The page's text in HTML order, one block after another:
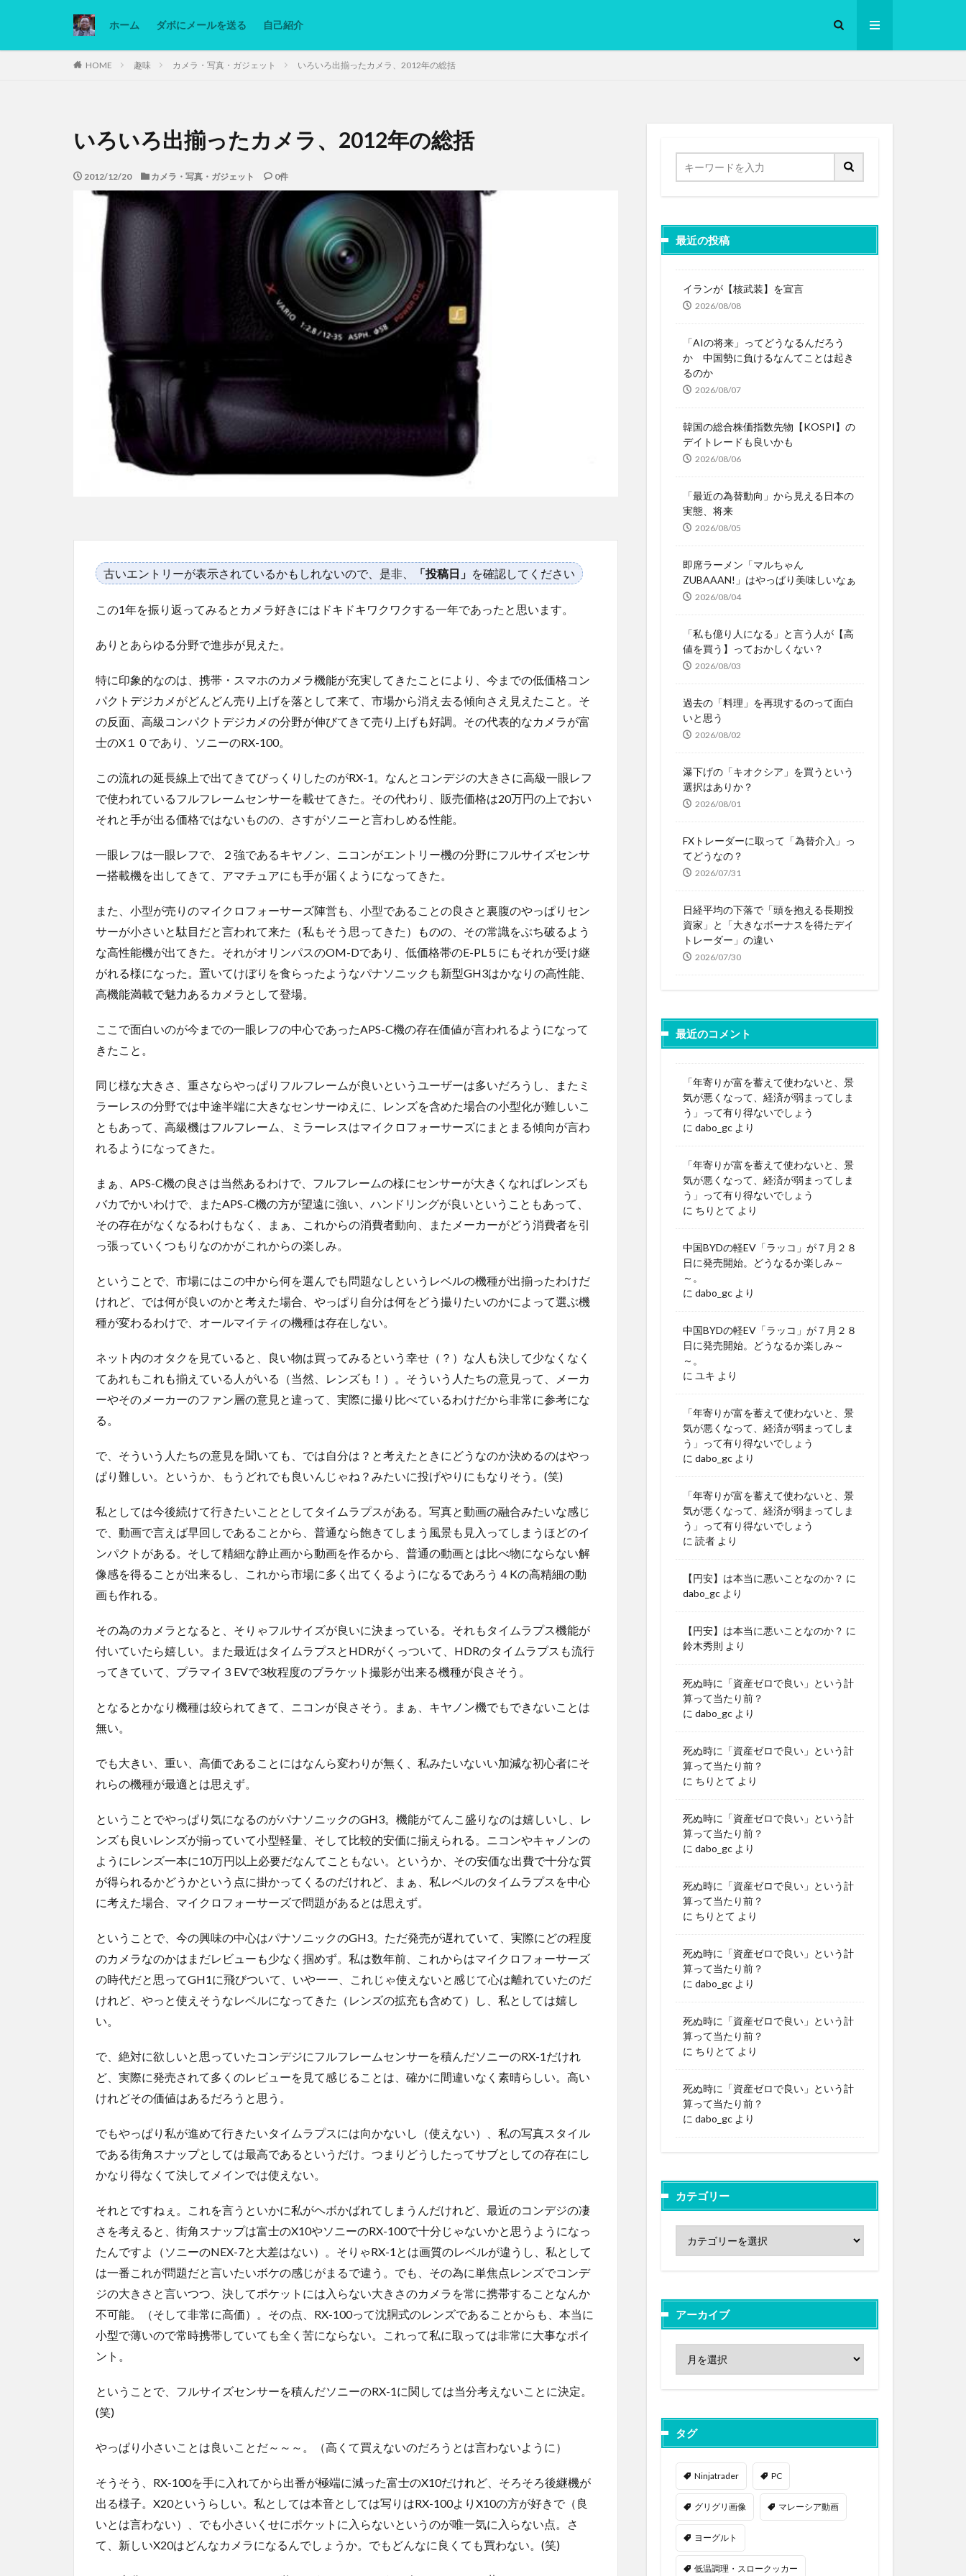
ホーム ダボにメールを送る 自己紹介
HOME 趣味 カメラ・写真・ガジェット いろいろ出揃ったカメラ、2012年の総括
いろいろ出揃ったカメラ、2012年の総括
2012/12/20 カメラ・写真・ガジェット 0件
古いエントリーが表示されているかもしれないので、是非、 「投稿日」 を確認してください
この1年を振り返ってみるとカメラ好きにはドキドキワクワクする一年であったと思います。
ありとあらゆる分野で進歩が見えた。
特に印象的なのは、携帯・スマホのカメラ機能が充実してきたことにより、今までの低価格コン
パクトデジカメがどんどん売り上げを落として来て、市場から消え去る傾向さえ見えたこと。そ
の反面、高級コンパクトデジカメの分野が伸びてきて売り上げも好調。その代表的なカメラが富
士のX１０であり、ソニーのRX-100。
この流れの延長線上で出てきてびっくりしたのがRX-1。なんとコンデジの大きさに高級一眼レフ
で使われているフルフレームセンサーを載せてきた。その代わり、販売価格は20万円の上でおい
それと手が出る価格ではないものの、さすがソニーと言わしめる性能。
一眼レフは一眼レフで、２強であるキヤノン、ニコンがエントリー機の分野にフルサイズセンサ
ー搭載機を出してきて、アマチュアにも手が届くようになってきた。
また、小型が売りのマイクロフォーサーズ陣営も、小型であることの良さと裏腹のやっぱりセン
サーが小さいと駄目だと言われて来た（私もそう思ってきた）ものの、その常識をぶち破るよう
な高性能機が出てきた。それがオリンパスのOM-Dであり、低価格帯のE-PL５にもそれが受け継
がれる様になった。置いてけぼりを食らったようなパナソニックも新型GH3はかなりの高性能、
高機能満載で魅力あるカメラとして登場。
ここで面白いのが今までの一眼レフの中心であったAPS-C機の存在価値が言われるようになって
きたこと。
同じ様な大きさ、重さならやっぱりフルフレームが良いというユーザーは多いだろうし、またミ
ラーレスの分野では中途半端に大きなセンサーゆえに、レンズを含めた場合の小型化が難しいこ
ともあって、高級機はフルフレーム、ミラーレスはマイクロフォーサーズにまとまる傾向が言わ
れるようになってきた。
まぁ、APS-C機の良さは当然あるわけで、フルフレームの様にセンサーが大きくなればレンズも
バカでかいわけで、またAPS-C機の方が望遠に強い、ハンドリングが良いということもあって、
その存在がなくなるわけもなく、まぁ、これからの消費者動向、またメーカーがどう消費者を引
っ張っていくつもりなのかがこれからの楽しみ。
ということで、市場にはこの中から何を選んでも問題なしというレベルの機種が出揃ったわけだ
けれど、では何が良いのかと考えた場合、やっぱり自分は何をどう撮りたいのかによって選ぶ機
種が変わるわけで、オールマイティの機種は存在しない。
ネット内のオタクを見ていると、良い物は買ってみるという幸せ（？）な人も決して少なくなく
てあれもこれも揃えている人がいる（当然、レンズも！）。そういう人たちの意見って、メーカ
ーやそのメーカーのファン層の意見と違って、実際に撮り比べているわけだから非常に参考にな
る。
で、そういう人たちの意見を聞いても、では自分は？と考えたときにどうなのか決めるのはやっ
ぱり難しい。というか、もうどれでも良いんじゃね？みたいに投げやりにもなりそう。(笑)
私としては今後続けて行きたいこととしてタイムラプスがある。写真と動画の融合みたいな感じ
で、動画で言えば早回しであることから、普通なら飽きてしまう風景も見入ってしまうほどのイ
ンパクトがある。そして精細な静止画から動画を作るから、普通の動画とは比べ物にならない解
像感を得ることが出来るし、これから市場に多く出てくるようになるであろう４Kの高精細の動
画も作れる。
その為のカメラとなると、そりゃフルサイズが良いに決まっている。それもタイムラプス機能が
付いていたら嬉しい。また最近はタイムラプスとHDRがくっついて、HDRのタイムラプスも流行
ってきていて、プラマイ３EVで3枚程度のブラケット撮影が出来る機種が良さそう。
となるとかなり機種は絞られてきて、ニコンが良さそう。まぁ、キヤノン機でもできないことは
無い。
でも大きい、重い、高価であることにはなんら変わりが無く、私みたいないい加減な初心者にそ
れらの機種が最適とは思えず。
ということでやっぱり気になるのがパナソニックのGH3。機能がてんこ盛りなのは嬉しいし、レ
ンズも良いレンズが揃っていて小型軽量、そして比較的安価に揃えられる。ニコンやキャノンの
ようにレンズ一本に10万円以上必要だなんてこともない。というか、その安価な出費で十分な質
が得られるかどうかという点に掛かってくるのだけれど、まぁ、私レベルのタイムラプスを中心
に考えた場合、マイクロフォーサーズで問題があるとは思えず。
ということで、今の興味の中心はパナソニックのGH3。ただ発売が遅れていて、実際にどの程度
のカメラなのかはまだレビューも少なく掴めず。私は数年前、これからはマイクロフォーサーズ
の時代だと思ってGH1に飛びついて、いやーー、これじゃ使えないと感じて心は離れていたのだ
けれど、やっと使えそうなレベルになってきた（レンズの拡充も含めて）し、私としては嬉し
い。
で、絶対に欲しいと思っていたコンデジにフルフレームセンサーを積んだソニーのRX-1だけれ
ど、実際に発売されて多くのレビューを見て感じることは、確かに間違いなく素晴らしい。高い
けれどその価値はあるだろうと思う。
でもやっぱり私が進めて行きたいタイムラプスには向かないし（使えない）、私の写真スタイル
である街角スナップとしては最高であるというだけ。つまりどうしたってサブとしての存在にし
かなり得なくて決してメインでは使えない。
それとですねぇ。これを言うといかに私がヘボかばれてしまうんだけれど、最近のコンデジの凄
さを考えると、街角スナップは富士のX10やソニーのRX-100で十分じゃないかと思うようになっ
たんですよ（ソニーのNEX-7と大差はない）。そりゃRX-1とは画質のレベルが違うし、私として
は一番これが問題だと言いたいボケの感じがまるで違う。でも、その為に単焦点レンズでコンデ
ジの大きさと言いつつ、決してポケットには入らない大きさのカメラを常に携帯することなんか
不可能。（そして非常に高価）。その点、RX-100って沈胴式のレンズであることからも、本当に
小型で薄いので常時携帯していても全く苦にならない。これって私に取っては非常に大事なポイ
ント。
ということで、フルサイズセンサーを積んだソニーのRX-1に関しては当分考えないことに決定。
(笑)
やっぱり小さいことは良いことだ～～～。（高くて買えないのだろうとは言わないように）
そうそう、RX-100を手に入れてから出番が極端に減った富士のX10だけれど、そろそろ後継機が
出る様子。X20というらしい。私としては本音としては写りはRX-100よりX10の方が好きで（良
いとは言わない）、でも小さいくせにポケットに入らないというのが唯一気に入らない点。さ
て、新しいX20はどんなカメラになるんでしょうか。でもどんなに良くても買わない。(笑)
最近の投稿
イランが【核武装】を宣言
2026/08/08
「AIの将来」ってどうなるんだろう
か 中国勢に負けるなんてことは起き
るのか
2026/08/07
韓国の総合株価指数先物【KOSPI】の
デイトレードも良いかも
2026/08/06
「最近の為替動向」から見える日本の
実態、将来
2026/08/05
即席ラーメン「マルちゃん
ZUBAAAN!」はやっぱり美味しいなぁ
2026/08/04
「私も億り人になる」と言う人が【高
値を買う】っておかしくない？
2026/08/03
過去の「料理」を再現するのって面白
いと思う
2026/08/02
瀑下げの「キオクシア」を買うという
選択はありか？
2026/08/01
FXトレーダーに取って「為替介入」っ
てどうなの？
2026/07/31
日経平均の下落で「頭を抱える長期投
資家」と「大きなボーナスを得たデイ
トレーダー」の違い
2026/07/30
最近のコメント
「年寄りが富を蓄えて使わないと、景
気が悪くなって、経済が弱まってしま
う」って有り得ないでしょう
に dabo_gc より
「年寄りが富を蓄えて使わないと、景
気が悪くなって、経済が弱まってしま
う」って有り得ないでしょう
に ちりとて より
中国BYDの軽EV「ラッコ」が７月２８
日に発売開始。どうなるか楽しみ～
～。
に dabo_gc より
中国BYDの軽EV「ラッコ」が７月２８
日に発売開始。どうなるか楽しみ～
～。
に ユキ より
「年寄りが富を蓄えて使わないと、景
気が悪くなって、経済が弱まってしま
う」って有り得ないでしょう
に dabo_gc より
「年寄りが富を蓄えて使わないと、景
気が悪くなって、経済が弱まってしま
う」って有り得ないでしょう
に 読者 より
【円安】は本当に悪いことなのか？ に
dabo_gc より
【円安】は本当に悪いことなのか？ に
鈴木秀則 より
死ぬ時に「資産ゼロで良い」という計
算って当たり前？
に dabo_gc より
死ぬ時に「資産ゼロで良い」という計
算って当たり前？
に ちりとて より
死ぬ時に「資産ゼロで良い」という計
算って当たり前？
に dabo_gc より
死ぬ時に「資産ゼロで良い」という計
算って当たり前？
に ちりとて より
死ぬ時に「資産ゼロで良い」という計
算って当たり前？
に dabo_gc より
死ぬ時に「資産ゼロで良い」という計
算って当たり前？
に ちりとて より
死ぬ時に「資産ゼロで良い」という計
算って当たり前？
に dabo_gc より
カテゴリー
アーカイブ
タグ
Ninjatrader PC
グリグリ画像 マレーシア動画
ヨーグルト
低温調理・スロークッカー
カテゴリー
Ninjatrader グリグリ画像 マレーシア動画
検索